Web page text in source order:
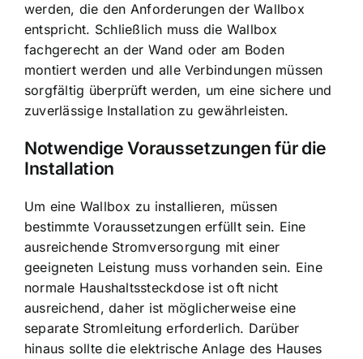
werden, die den Anforderungen der Wallbox
entspricht. Schließlich muss die Wallbox
fachgerecht an der Wand oder am Boden
montiert werden und alle Verbindungen müssen
sorgfältig überprüft werden, um eine sichere und
zuverlässige Installation zu gewährleisten.
Notwendige Voraussetzungen für die
Installation
Um eine Wallbox zu installieren, müssen
bestimmte Voraussetzungen erfüllt sein. Eine
ausreichende Stromversorgung mit einer
geeigneten Leistung muss vorhanden sein. Eine
normale Haushaltssteckdose ist oft nicht
ausreichend, daher ist möglicherweise eine
separate Stromleitung erforderlich. Darüber
hinaus sollte die elektrische Anlage des Hauses